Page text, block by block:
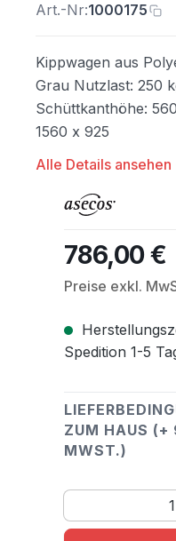
Art.-Nr:1000175
Kippwagen aus
Grau Nutzlast: 250
Schüttkanthöhe:
1560 x 925
Alle Details
Regulärer Preis:
786,00 €
Preise exkl.
Spedition 1-5
ZUM HAUS
MWST.)
Produkt